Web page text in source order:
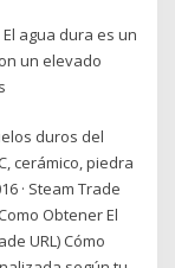
agua dura es un
un elevado
duros del
cerámico, piedra
· Steam Trade
Obtener El
URL) Cómo